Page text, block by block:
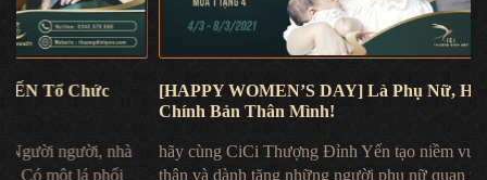
[HAPPY WOMEN’S DAY] Là Phụ Nữ, Hãy Yêu Thương
Chính Bản Thân Mình!
hãy cùng CiCi Thượng Đỉnh Yến tạo niềm vui cho chính bản
thân và dành tặng những người phụ nữ quan trọng cuộc đời mình